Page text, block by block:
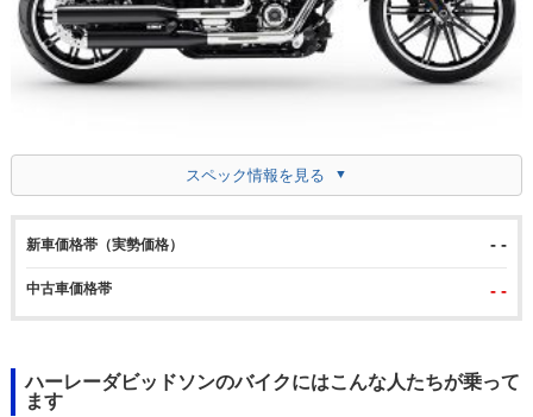
スペック情報を見る
新車価格帯（実勢価格） - -
中古車価格帯 - -
ハーレーダビッドソンのバイクにはこんな人たちが乗って
ます